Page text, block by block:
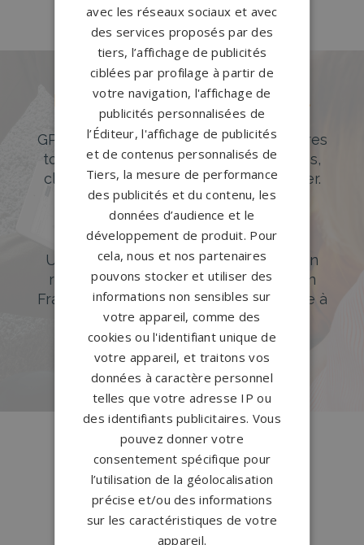
Des pierres tombales uniques et
originales
GPG Granit offre un large choix de pierres
tombales en granit de styles modernes,
classiques ou originales à personnaliser.
DÉCOUVREZ NOTRE CATALOGUE
Accompagnement sur-mesure
Un accompagnement sur mesure et un
réseau de 1200 partenaires partout en
France. Personnalisation avancée grâce à
notre configurateur 3D en ligne.
Conceptionfrançaise
Qui sommes-nous ?
Créationssur-mesure
Configurateur
avec les réseaux sociaux et avec
des services proposés par des
tiers, l’affichage de publicités
ciblées par profilage à partir de
votre navigation, l'affichage de
publicités personnalisées de
l’Éditeur, l'affichage de publicités
et de contenus personnalisés de
Tiers, la mesure de performance
des publicités et du contenu, les
données d’audience et le
développement de produit. Pour
cela, nous et nos partenaires
pouvons stocker et utiliser des
informations non sensibles sur
votre appareil, comme des
cookies ou l'identifiant unique de
votre appareil, et traitons vos
données à caractère personnel
telles que votre adresse IP ou
des identifiants publicitaires. Vous
pouvez donner votre
consentement spécifique pour
l’utilisation de la géolocalisation
précise et/ou des informations
sur les caractéristiques de votre
appareil.